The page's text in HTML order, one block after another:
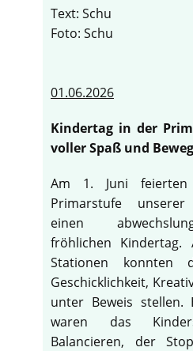
Text: Schu
Foto: Schu
01.06.2026
Kindertag in der
voller Spaß und
Am 1. Juni
Primarstufe unserer
einen
fröhlichen Kindertag.
Stationen konnten
Geschicklichkeit,
unter Beweis stellen.
waren das
Balancieren, der